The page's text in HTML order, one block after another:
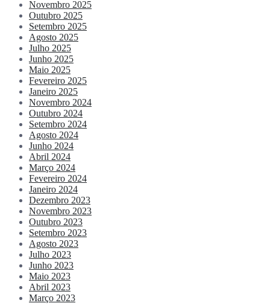
Novembro 2025
Outubro 2025
Setembro 2025
Agosto 2025
Julho 2025
Junho 2025
Maio 2025
Fevereiro 2025
Janeiro 2025
Novembro 2024
Outubro 2024
Setembro 2024
Agosto 2024
Junho 2024
Abril 2024
Março 2024
Fevereiro 2024
Janeiro 2024
Dezembro 2023
Novembro 2023
Outubro 2023
Setembro 2023
Agosto 2023
Julho 2023
Junho 2023
Maio 2023
Abril 2023
Março 2023